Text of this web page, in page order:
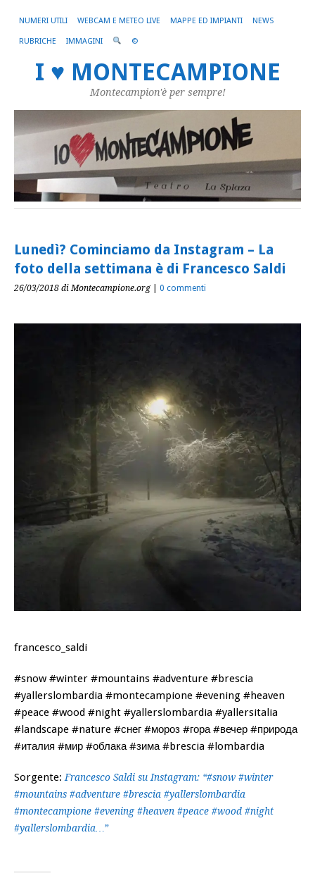
NUMERI UTILI WEBCAM E METEO LIVE MAPPE ED IMPIANTI NEWS
RUBRICHE IMMAGINI ©
I ♥ MONTECAMPIONE
Montecampion'è per sempre!
Lunedì? Cominciamo da Instagram – La
foto della settimana è di Francesco Saldi
26/03/2018 di Montecampione.org| 0 commenti
francesco_saldi
#snow #winter #mountains #adventure #brescia
#yallerslombardia #montecampione #evening #heaven
#peace #wood #night #yallerslombardia #yallersitalia
#landscape #nature #снег #мороз #гора #вечер #природа
#италия #мир #облака #зима #brescia #lombardia
Sorgente:Francesco Saldi su Instagram: “#snow #winter
#mountains #adventure #brescia #yallerslombardia
#montecampione #evening #heaven #peace #wood #night
#yallerslombardia…”